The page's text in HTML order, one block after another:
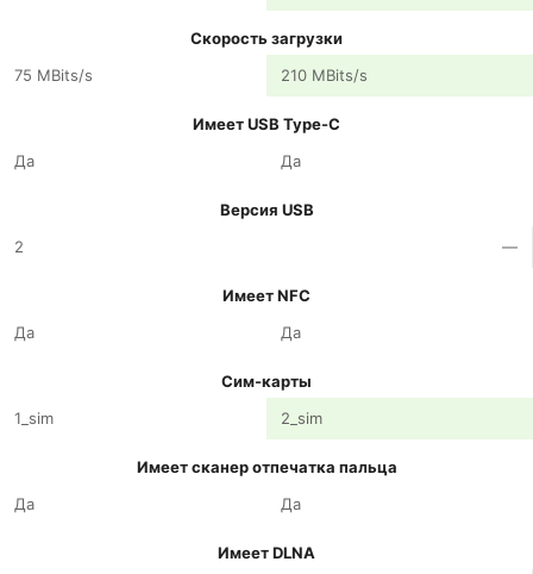
Скорость загрузки
75 MBits/s
210 MBits/s
Имеет USB Type-C
Да
Да
Версия USB
2
—
Имеет NFC
Да
Да
Сим-карты
1_sim
2_sim
Имеет сканер отпечатка пальца
Да
Да
Имеет DLNA